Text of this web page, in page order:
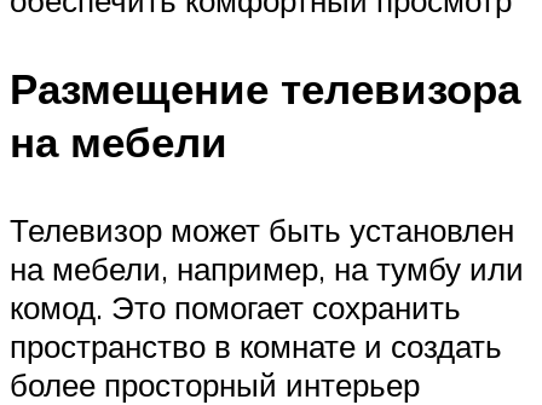
Размещение телевизора
на мебели
Телевизор может быть установлен
на мебели, например, на тумбу или
комод. Это помогает сохранить
пространство в комнате и создать
более просторный интерьер